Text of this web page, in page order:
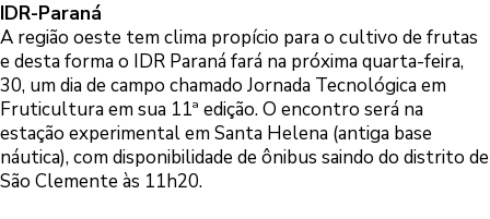
IDR-Paraná
A região oeste tem clima propício para o cultivo de frutas
e desta forma o IDR Paraná fará na próxima quarta-feira,
30, um dia de campo chamado Jornada Tecnológica em
Fruticultura em sua 11ª edição. O encontro será na
estação experimental em Santa Helena (antiga base
náutica), com disponibilidade de ônibus saindo do distrito de
São Clemente às 11h20.